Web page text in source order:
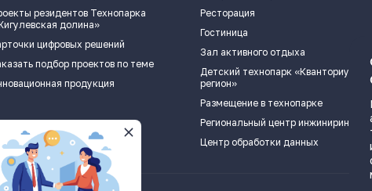
резидентов Технопарка
долина»
цифровых решений
подбор проектов по теме
продукция
Ресторация
Гостиница
Зал активного отдыха
Детский технопарк «Кванториум - 63
регион»
Размещение в технопарке
Региональный центр инжиниринга
Центр обработки данных